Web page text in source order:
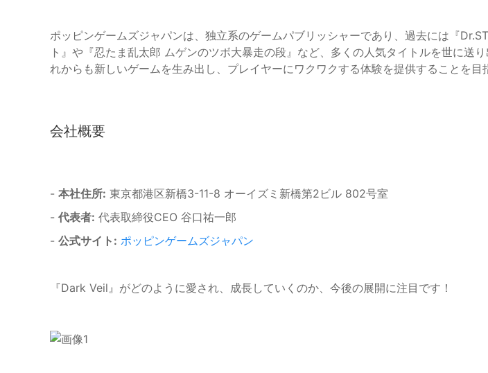
ポッピンゲームズジャパンは、独立系のゲームパブリッシャーであり、過去には『
ト』や『忍たま乱太郎 ムゲンのツボ大暴走の段』など、多くの人気タイトルを世に送
れからも新しいゲームを生み出し、プレイヤーにワクワクする体験を提供することを目
会社概要
- 本社住所: 東京都港区新橋3-11-8 オーイズミ新橋第2ビル 802号室
- 代表者: 代表取締役CEO 谷口祐一郎
- 公式サイト: ポッピンゲームズジャパン
『Dark Veil』がどのように愛され、成長していくのか、今後の展開に注目です！